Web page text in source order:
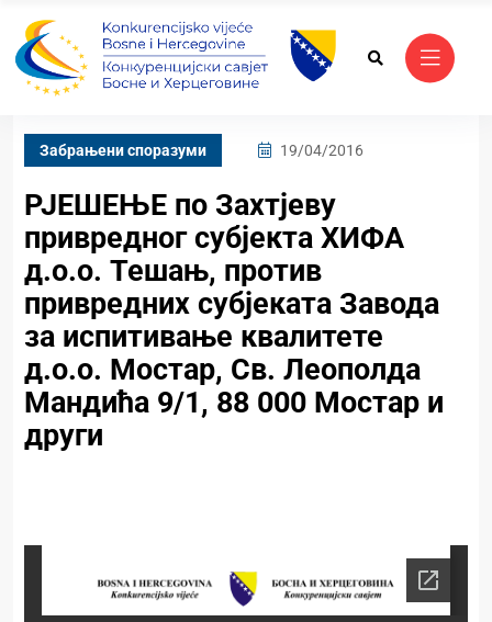
Забрањени споразуми 19/04/2016
РЈЕШЕЊЕ по Захтјеву
привредног субјекта ХИФА
д.о.о. Тешањ, против
привредних субјеката Завода
за испитивање квалитете
д.о.о. Мостар, Св. Леополда
Мандића 9/1, 88 000 Мостар и
други